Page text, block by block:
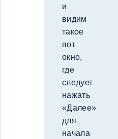
и
видим
такое
вот
окно,
где
следует
нажать
«Далее»
для
начала